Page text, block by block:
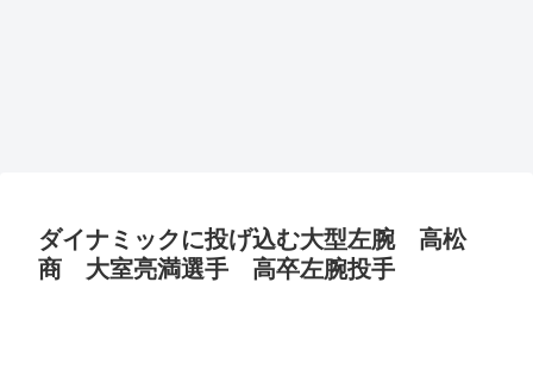
ダイナミックに投げ込む大型左腕 高松
商 大室亮満選手 高卒左腕投手